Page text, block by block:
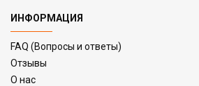
ИНФОРМАЦИЯ
FAQ (Вопросы и ответы)
Отзывы
О нас